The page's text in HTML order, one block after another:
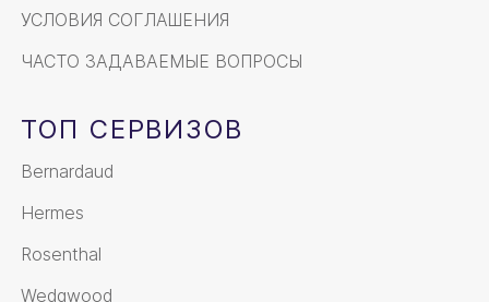
УСЛОВИЯ СОГЛАШЕНИЯ
ЧАСТО ЗАДАВАЕМЫЕ ВОПРОСЫ
ТОП СЕРВИЗОВ
Bernardaud
Hermes
Rosenthal
Wedgwood